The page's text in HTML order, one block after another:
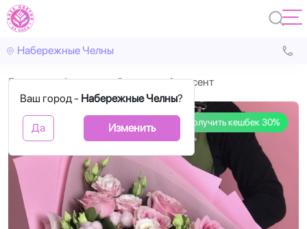
Набережные Челны
Ваш город - Набережные Челны?
Да Изменить
Главная Авторские букеты Фальсент
Получить кешбек 30%